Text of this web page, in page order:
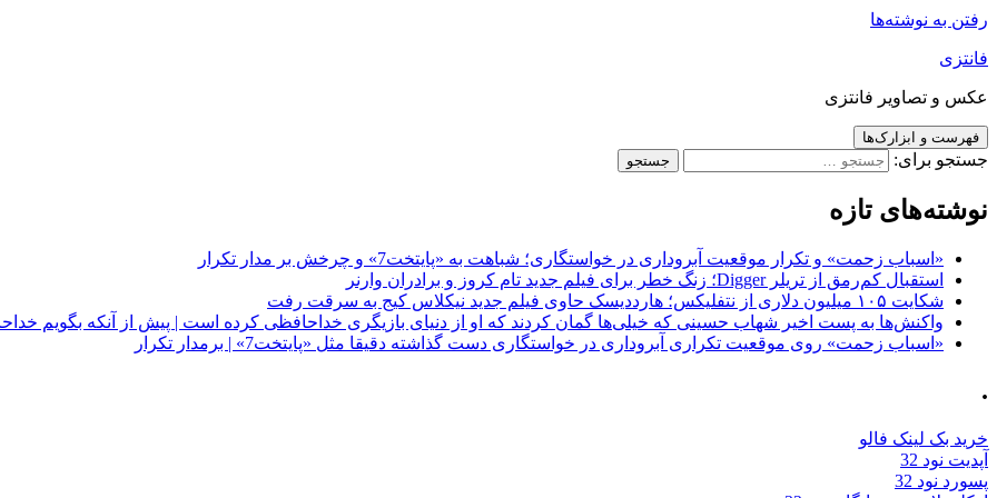
رفتن به نوشته‌ها
فانتزی
عکس و تصاویر فانتزی
فهرست و ابزارک‌ها
جستجو برای:
نوشته‌های تازه
«اسباب زحمت» و تکرار موقعیت آبروداری در خواستگاری؛ شباهت به «پایتخت7» و چرخش بر مدار تکرار
استقبال کم‌رمق از تریلر Digger؛ زنگ خطر برای فیلم جدید تام کروز و برادران وارنر
شکایت ۱۰۵ میلیون دلاری از نتفلیکس؛ هارددیسک حاوی فیلم جدید نیکلاس کیج به سرقت رفت
واکنش‌ها به پست اخیر شهاب حسینی که خیلی‌ها گمان کردند که او از دنیای بازیگری خداحافظی کرده است | پیش از آنکه بگویم
«اسباب زحمت» روی موقعیت تکراری آبروداری در خواستگاری دست گذاشته دقیقا مثل «پایتخت7» | برمدار تکرار
.
خرید بک لینک فالو
آپدیت نود 32
پسورد نود 32